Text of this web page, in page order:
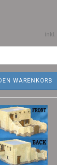
inkl.
WARENKORB